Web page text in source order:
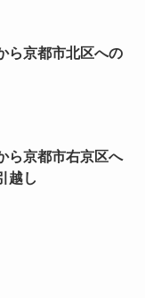
ら京都市北区への
ら京都市右京区へ
越し